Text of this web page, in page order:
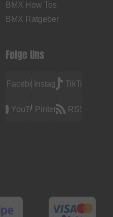
BMX How Tos
BMX Ratgeber
Folge Uns
FacebookInstagramTikTok
YouTubePinterest RSS